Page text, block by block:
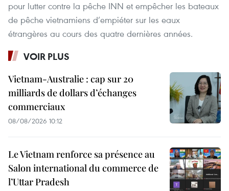
pour lutter contre la pêche INN et empêcher les bateaux
de pêche vietnamiens d’empiéter sur les eaux
étrangères au cours des quatre dernières années.
VOIR PLUS
Vietnam-Australie : cap sur 20
milliards de dollars d’échanges
commerciaux
08/08/2026 10:12
Le Vietnam renforce sa présence au
Salon international du commerce de
l’Uttar Pradesh